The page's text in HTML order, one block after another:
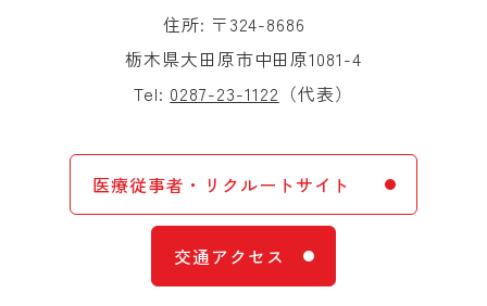
住所: 〒324-8686
栃木県大田原市中田原1081-4
Tel: 0287-23-1122 （代表）
医療従事者・リクルートサイト
交通アクセス